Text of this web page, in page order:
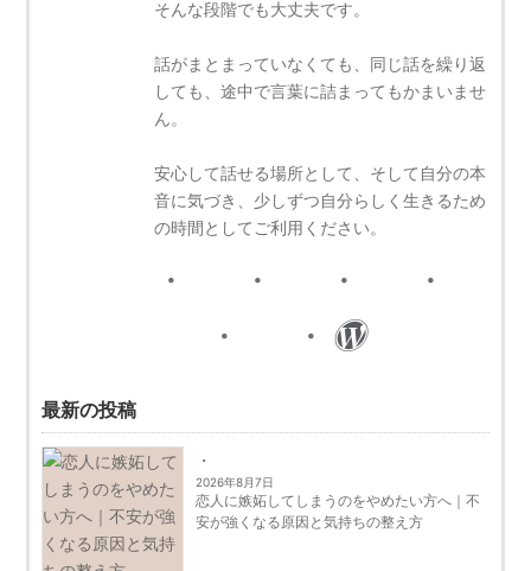
そんな段階でも大丈夫です。
話がまとまっていなくても、同じ話を繰り返
しても、途中で言葉に詰まってもかまいませ
ん。
安心して話せる場所として、そして自分の本
音に気づき、少しずつ自分らしく生きるため
の時間としてご利用ください。
最新の投稿
2026年8月7日
恋人に嫉妬してしまうのをやめたい方へ｜不
安が強くなる原因と気持ちの整え方